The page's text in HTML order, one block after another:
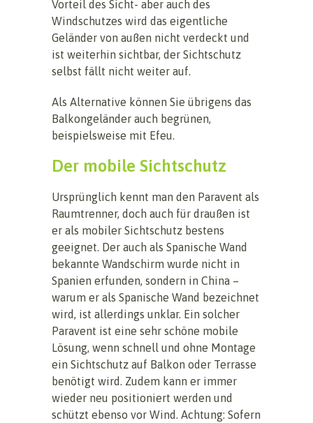
Vorteil des Sicht- aber auch des
Windschutzes wird das eigentliche
Geländer von außen nicht verdeckt und
ist weiterhin sichtbar, der Sichtschutz
selbst fällt nicht weiter auf.
Als Alternative können Sie übrigens das
Balkongeländer auch begrünen,
beispielsweise mit Efeu.
Der mobile Sichtschutz
Ursprünglich kennt man den Paravent als
Raumtrenner, doch auch für draußen ist
er als mobiler Sichtschutz bestens
geeignet. Der auch als Spanische Wand
bekannte Wandschirm wurde nicht in
Spanien erfunden, sondern in China –
warum er als Spanische Wand bezeichnet
wird, ist allerdings unklar. Ein solcher
Paravent ist eine sehr schöne mobile
Lösung, wenn schnell und ohne Montage
ein Sichtschutz auf Balkon oder Terrasse
benötigt wird. Zudem kann er immer
wieder neu positioniert werden und
schützt ebenso vor Wind. Achtung: Sofern